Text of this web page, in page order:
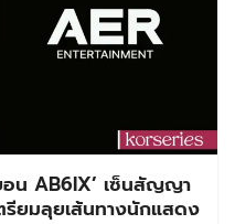
อน AB6IX’ เซ็นสัญญา
รียมลุยเส้นทางนักแสดง